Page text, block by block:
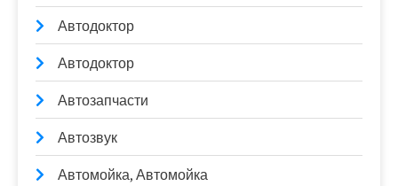
Автодоктор
Автодоктор
Автозапчасти
Автозвук
Автомойка, Автомойка